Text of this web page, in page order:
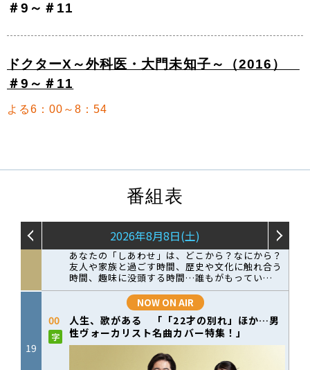
＃9～＃11
ドクターX～外科医・大門未知子～（2016）
＃9～＃11
よる6：00～8：54
番組表